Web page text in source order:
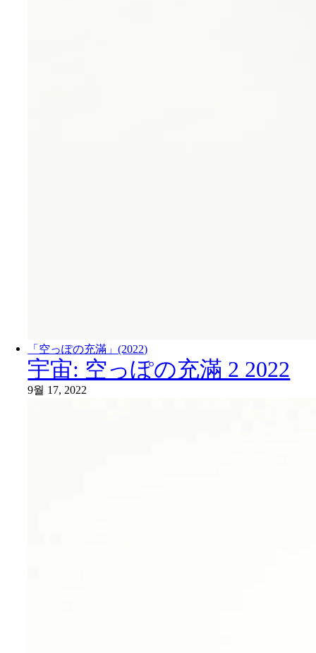
「空っぽの充滿」(2022)
宇宙: 空っぽの充滿 2 2022
9월 17, 2022